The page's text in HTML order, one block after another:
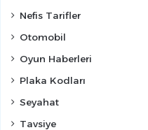
Nefis Tarifler
Otomobil
Oyun Haberleri
Plaka Kodları
Seyahat
Tavsiye